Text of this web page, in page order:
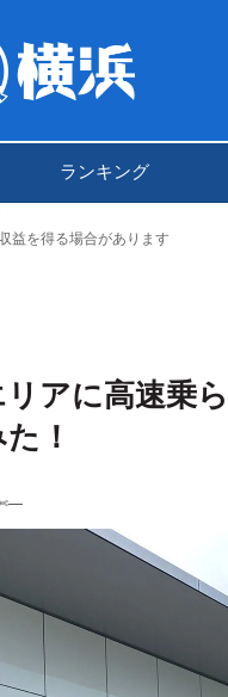
ランキング
益を得る場合があります
アに高速乗
！
✄—